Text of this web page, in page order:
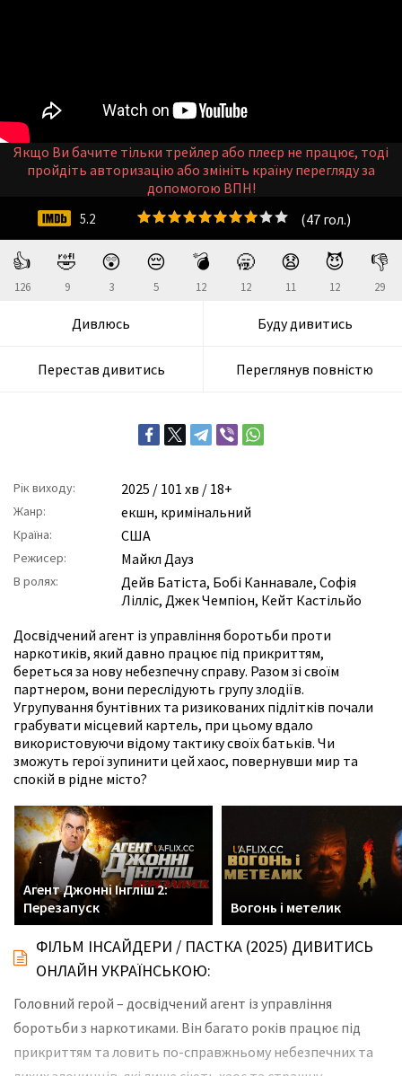
👍
126
🤣
9
😲
3
😔
5
💣
12
🥱
12
😧
11
😈
12
👎
29
Дивлюсь Буду дивитись
Перестав дивитись Переглянув повністю
Рік виходу: 2025 / 101 хв / 18+
Жанр: екшн, кримінальний
Країна: США
Режисер: Майкл Дауз
В ролях: Дейв Батіста, Бобі Каннавале, Софія
Лілліс, Джек Чемпіон, Кейт Кастільйо
Досвідчений агент із управління боротьби проти
наркотиків, який давно працює під прикриттям,
береться за нову небезпечну справу. Разом зі своїм
партнером, вони переслідують групу злодіїв.
Угрупування бунтівних та ризикованих підлітків почали
грабувати місцевий картель, при цьому вдало
використовуючи відому тактику своїх батьків. Чи
зможуть герої зупинити цей хаос, повернувши мир та
спокій в рідне місто?
(47 гол.)
5.2
Якщо Ви бачите тільки трейлер або плеєр не працює, тоді
пройдіть авторизацію або змініть країну перегляду за
допомогою ВПН!
Агент Джонні Інгліш 2:
Перезапуск
Вогонь і метелик
ФІЛЬМ ІНСАЙДЕРИ / ПАСТКА (2025) ДИВИТИСЬ
ОНЛАЙН УКРАЇНСЬКОЮ:
Головний герой – досвідчений агент із управління
боротьби з наркотиками. Він багато років працює під
прикриттям та ловить по-справжньому небезпечних та